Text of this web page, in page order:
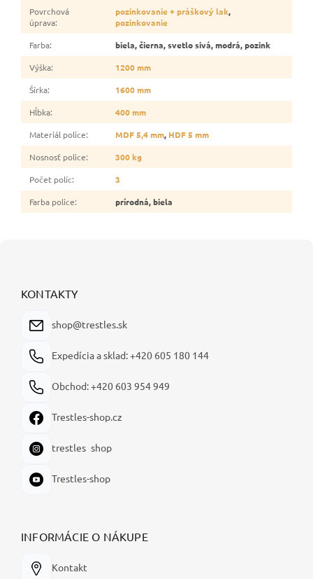
Povrchová
úprava:
pozinkovanie + práškový lak,
pozinkovanie
Farba:
biela, čierna, svetlo sivá, modrá, pozink
Výška:
1200 mm
Šírka:
1600 mm
Hĺbka:
400 mm
Materiál police: MDF 5,4 mm, HDF 5 mm
Nosnosť police:
300 kg
Počet políc:
3
Farba police: prírodná, biela
KONTAKTY
shop@trestles.sk
Expedícia a sklad: +420 605 180 144
Obchod: +420 603 954 949
Trestles-shop.cz
trestles_shop
Trestles-shop
INFORMÁCIE O NÁKUPE
Kontakt